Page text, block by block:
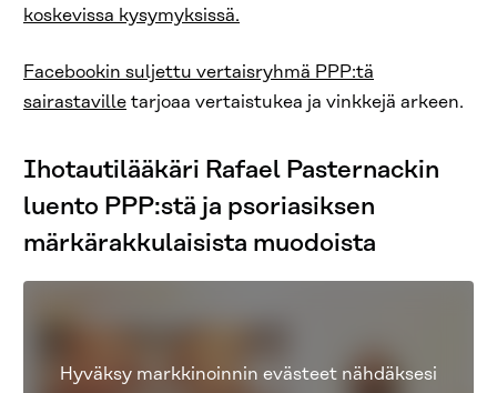
koskevissa kysymyksissä.
Facebookin suljettu vertaisryhmä PPP:tä
sairastaville tarjoaa vertaistukea ja vinkkejä arkeen.
Ihotautilääkäri Rafael Pasternackin
luento PPP:stä ja psoriasiksen
märkärakkulaisista muodoista
Hyväksy markkinoinnin evästeet nähdäksesi